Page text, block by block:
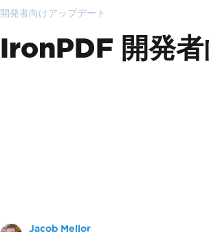
開発者向けアップデート
IronPDF 開発
Jacob Mellor